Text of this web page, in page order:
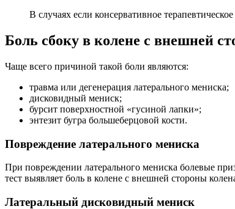
В случаях если консервативное
Боль сбоку в колене с внешней
Чаще всего причиной такой боли являются:
травма или дегенерация латерального мениска;
дисковидный мениск;
бурсит поверхностной «гусиной лапки»;
энтезит бугра большеберцовой кости.
Повреждение латерального мениска
При повреждении латерального мениска болевые
тест выявляет боль в колене с внешней стороны
Латеральный дисковидный мениск